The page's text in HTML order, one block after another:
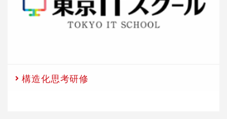
構造化思考研修